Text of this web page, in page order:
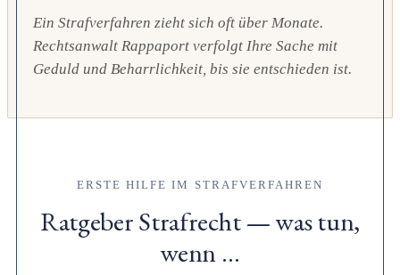
Ein Strafverfahren zieht sich oft über Monate.
Rechtsanwalt Rappaport verfolgt Ihre Sache mit
Geduld und Beharrlichkeit, bis sie entschieden ist.
ERSTE HILFE IM STRAFVERFAHREN
Ratgeber Strafrecht — was tun,
wenn …